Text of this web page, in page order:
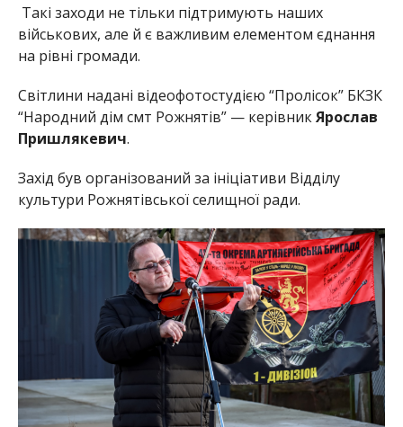
Такі заходи не тільки підтримують наших
військових, але й є важливим елементом єднання
на рівні громади.
Світлини надані відеофотостудією “Пролісок” БКЗК
“Народний дім смт Рожнятів” — керівникЯрослав
Пришлякевич.
Захід був організований за ініціативи Відділу
культури Рожнятівської селищної ради.